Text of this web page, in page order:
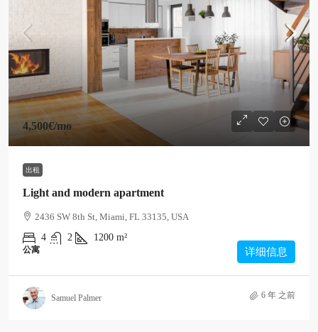
4,500€/mo
出租
Light and modern apartment
2436 SW 8th St, Miami, FL 33135, USA
4
2 1200 m²
公寓 详细信息
Samuel Palmer 6 年 之前